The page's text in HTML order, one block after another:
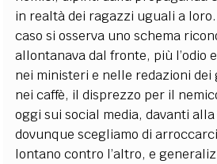
in realtà dei ragazzi uguali a
caso si osserva uno schema
allontanava dal fronte, più l’odio
nei ministeri e nelle redazioni
nei caffè, il disprezzo per il
oggi sui social media, davanti
dovunque scegliamo di
lontano contro l’altro, e